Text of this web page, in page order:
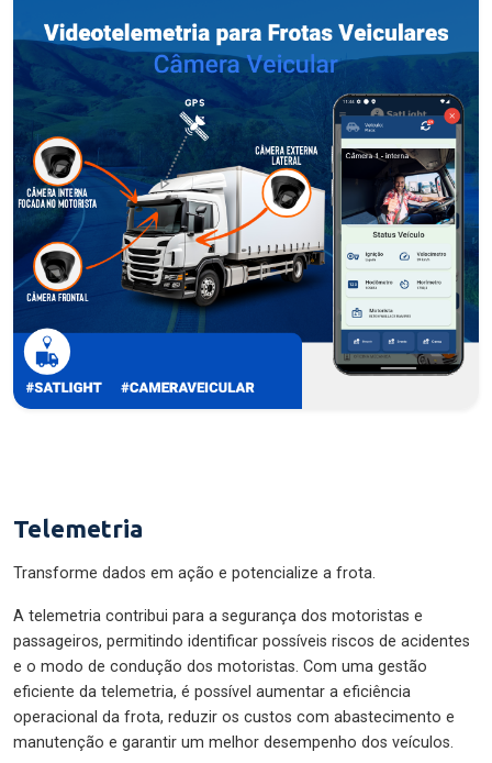
Telemetria
Transforme dados em ação e potencialize a frota.
A telemetria contribui para a segurança dos motoristas e
passageiros, permitindo identificar possíveis riscos de acidentes
e o modo de condução dos motoristas. Com uma gestão
eficiente da telemetria, é possível aumentar a eficiência
operacional da frota, reduzir os custos com abastecimento e
manutenção e garantir um melhor desempenho dos veículos.